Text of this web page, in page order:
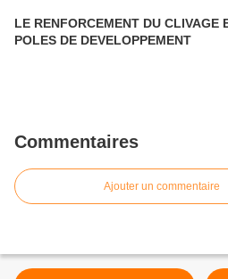
LE RENFORCEMENT DU CLIVAGE
POLES DE DEVELOPPEMENT
Commentaires
Ajouter un commentaire